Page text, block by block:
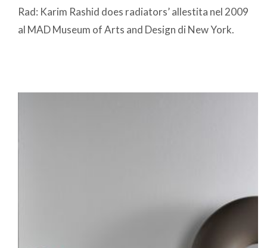
Rad: Karim Rashid does radiators’ allestita nel 2009
al MAD Museum of Arts and Design di New York.